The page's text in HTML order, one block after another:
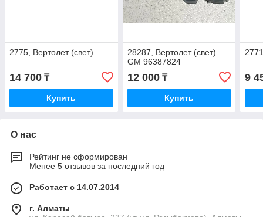
2775, Вертолет (свет)
14 700 ₸
Купить
28287, Вертолет (свет)
GM 96387824
12 000₸
Купить
9
О нас
Рейтинг не сформирован
Менее 5 отзывов за последний год
Работает с 14.07.2014
г. Алматы